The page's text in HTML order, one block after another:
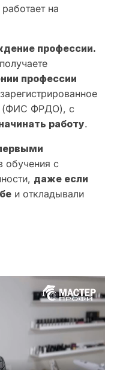
работает на
профессии.
профессии
(ФИС ФРДО), с
работу.
обучения с
даже если
и откладывали